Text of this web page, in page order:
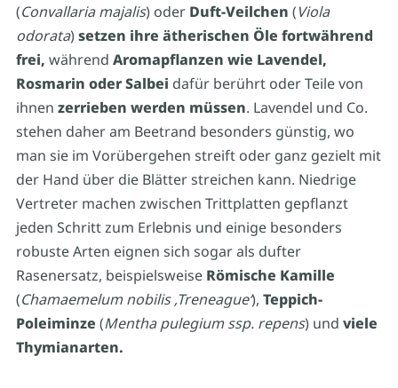
(Convallaria majalis) oder Duft-Veilchen (Viola
odorata)setzen ihre ätherischen Öle fortwährend
frei, während Aromapflanzen wie Lavendel,
Rosmarin oder Salbei dafür berührt oder Teile von
ihnen zerrieben werden müssen. Lavendel und Co.
stehen daher am Beetrand besonders günstig, wo
man sie im Vorübergehen streift oder ganz gezielt mit
der Hand über die Blätter streichen kann. Niedrige
Vertreter machen zwischen Trittplatten gepflanzt
jeden Schritt zum Erlebnis und einige besonders
robuste Arten eignen sich sogar als dufter
Rasenersatz, beispielsweise Römische Kamille
(Chamaemelum nobilis ‚Treneague‘), Teppich-
Poleiminze (Mentha pulegium ssp. repens) und viele
Thymianarten.